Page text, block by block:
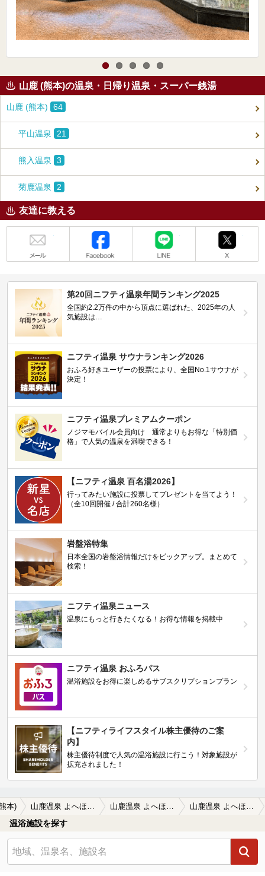
山鹿 (熊本)の温泉・日帰り温泉・スーパー銭湯
山鹿 (熊本) 64
平山温泉 21
熊入温泉 3
菊鹿温泉 2
友達に教える
第20回ニフティ温泉年間ランキング2025
全国約2.2万件の中から頂点に選ばれた、2025年の人
気施設は…
ニフティ温泉 サウナランキング2026
おふろ好きユーザーの投票により、全国No.1サウナが
決定！
ニフティ温泉プレミアムクーポン
ノジマモバイル会員向け 通常よりもお得な「特別価
格」で人気の温泉を満喫できる！
【ニフティ温泉 百名湯2026】
行ってみたい施設に投票してプレゼントを当てよう！
（全10回開催 / 合計260名様）
岩盤浴特集
日本全国の岩盤浴情報だけをピックアップ。まとめて
検索！
ニフティ温泉ニュース
温泉にもっと行きたくなる！お得な情報を掲載中
ニフティ温泉 おふろパス
温浴施設をお得に楽しめるサブスクリプションプラン
【ニフティライフスタイル株主優待のご案
内】
株主優待制度で人気の温浴施設に行こう！対象施設が
拡充されました！
本) 山鹿温泉 よへほの宿 山鹿温泉 よへほの宿の口コミ一覧 山鹿温泉 よへほの宿の口コミ 肌荒れが軽減
温浴施設を探す